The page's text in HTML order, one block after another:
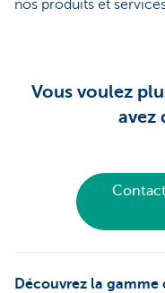
nos produits et
Vous voulez
avez
Découvrez la